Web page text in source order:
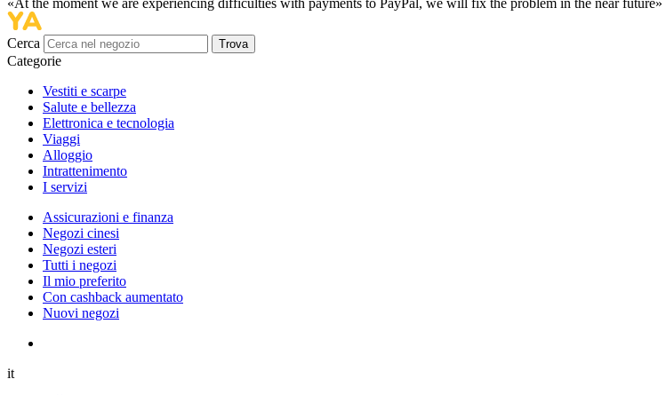
«At the moment we are experiencing difficulties with payments to PayPal, we will fix the problem in the near future»
Cerca Trova
Categorie
Vestiti e scarpe
Salute e bellezza
Elettronica e tecnologia
Viaggi
Alloggio
Intrattenimento
I servizi
Assicurazioni e finanza
Negozi cinesi
Negozi esteri
Tutti i negozi
Il mio preferito
Con cashback aumentato
Nuovi negozi
it